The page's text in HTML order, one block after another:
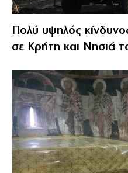
Πολύ υψηλός
σε Κρήτη και Νησιά